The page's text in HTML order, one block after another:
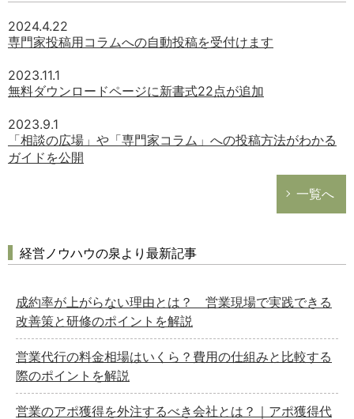
2024.4.22
専門家投稿用コラムへの自動投稿を受付けます
2023.11.1
無料ダウンロードページに新書式22点が追加
2023.9.1
「相談の広場」や「専門家コラム」への投稿方法がわかる
ガイドを公開
一覧へ
経営ノウハウの泉より最新記事
成約率が上がらない理由とは？ 営業現場で実践できる
改善策と研修のポイントを解説
営業代行の料金相場はいくら？費用の仕組みと比較する
際のポイントを解説
営業のアポ獲得を外注するべき会社とは？｜アポ獲得代